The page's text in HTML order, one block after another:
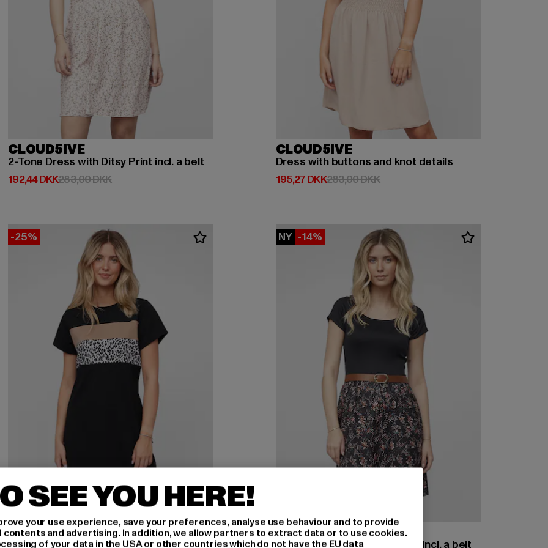
CLOUD5IVE
2-Tone Dress with Ditsy Print incl. a belt
192,44 DKK
Nuværende pris: 192,44 DKK
283,00 DKKKampagnepris: 283,00 DKK
CLOUD5IVE
Dress with buttons and knot details
195,27 DKK
Nuværende pris: 195,27 DKK
283,00 DKKKampagnepris: 283,00 DKK
-25%
CLOUD5IVE
T-Shirt Dress Colorblock
NY -14%
CLOUD5IVE
2-Tone Dress with Ditsy Print incl. a belt
SEE YOU HERE!
your use experience, save your preferences, analyse use behaviour and to provide
and advertising. In addition, we allow partners to extract data or to use cookies.
of your data in the USA or other countries which do not have the EU data